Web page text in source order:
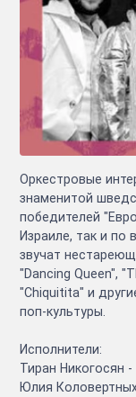
Оркестровые
знаменитой
победителей
Израиле, так и по
звучат
"Dancing Queen",
"Chiquitita" и
поп-культуры.
Исполнители:
Тиран Никогосян
Юлия